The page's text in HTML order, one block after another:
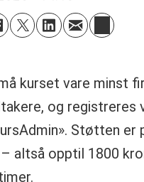
kurset vare minst
og registreres
Støtten er
altså opptil 1800